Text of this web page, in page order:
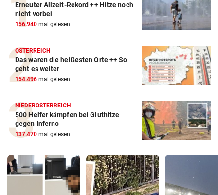
Erneuter Allzeit-Rekord ++ Hitze noch
nicht vorbei
156.940 mal gelesen
ÖSTERREICH
Das waren die heißesten Orte ++ So
geht es weiter
154.496 mal gelesen
NIEDERÖSTERREICH
500 Helfer kämpfen bei Gluthitze
gegen Inferno
137.470 mal gelesen